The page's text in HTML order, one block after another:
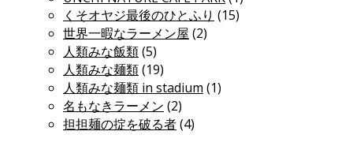
くそオヤジ最後のひとふり (15)
世界一暇なラーメン屋 (2)
人類みな飯類(5)
人類みな麺類(19)
人類みな麺類 in stadium (1)
名もなきラーメン (2)
担担麺の掟を破る者(4)